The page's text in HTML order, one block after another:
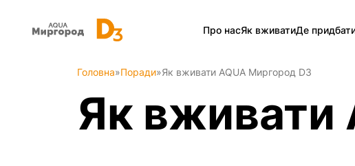
Про насЯк вживатиДе
Головна»Поради»Як вживати AQUA Миргород D3
Як вживати